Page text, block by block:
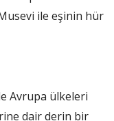
ile eşinin hür
Avrupa ülkeleri
dair derin bir